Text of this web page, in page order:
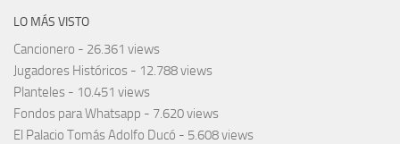
LO MÁS VISTO
Cancionero - 26.361 views
Jugadores Históricos - 12.788 views
Planteles - 10.451 views
Fondos para Whatsapp - 7.620 views
El Palacio Tomás Adolfo Ducó - 5.608 views